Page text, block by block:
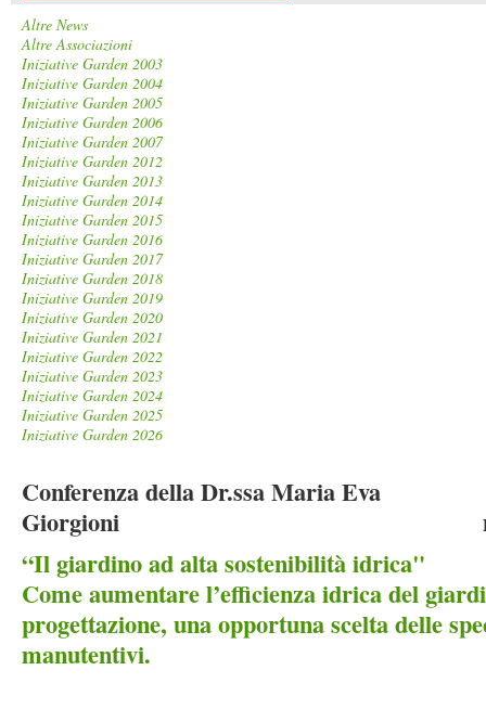
Altre News
Altre Associazioni
Iniziative Garden 2003
Iniziative Garden 2004
Iniziative Garden 2005
Iniziative Garden 2006
Iniziative Garden 2007
Iniziative Garden 2012
Iniziative Garden 2013
Iniziative Garden 2014
Iniziative Garden 2015
Iniziative Garden 2016
Iniziative Garden 2017
Iniziative Garden 2018
Iniziative Garden 2019
Iniziative Garden 2020
Iniziative Garden 2021
Iniziative Garden 2022
Iniziative Garden 2023
Iniziative Garden 2024
Iniziative Garden 2025
Iniziative Garden 2026
Conferenza della Dr.ssa Maria Eva
Giorgioni mercoledì
“Il giardino ad alta sostenibilità idrica"
Come aumentare l’efficienza idrica del
progettazione, una opportuna scelta delle
manutentivi.